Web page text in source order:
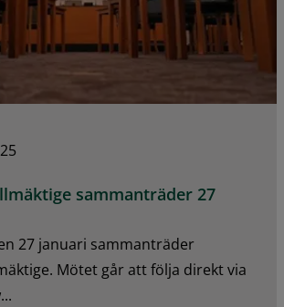
sammanträder 27
27 januari sammanträder
Mötet går att följa direkt via